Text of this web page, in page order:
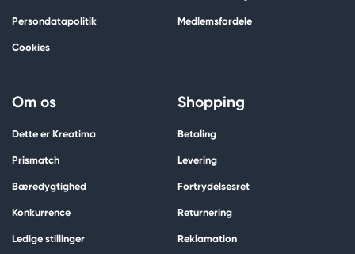
Persondatapolitik
Cookies
Medlemsfordele
Om os
Dette er Kreatima
Prismatch
Bæredygtighed
Konkurrence
Ledige stillinger
Shopping
Betaling
Levering
Fortrydelsesret
Returnering
Reklamation